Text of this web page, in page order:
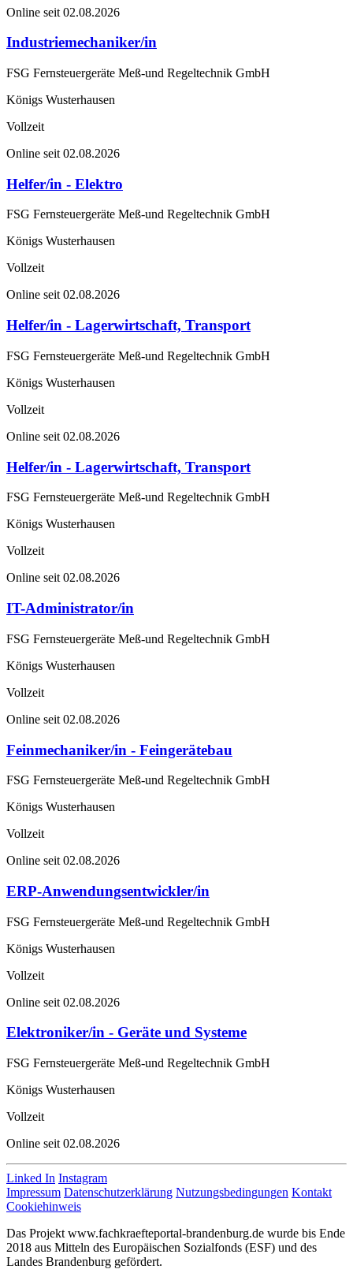
Online seit 02.08.2026
Industriemechaniker/in
FSG Fernsteuergeräte Meß-und Regeltechnik GmbH
Königs Wusterhausen
Vollzeit
Online seit 02.08.2026
Helfer/in - Elektro
FSG Fernsteuergeräte Meß-und Regeltechnik GmbH
Königs Wusterhausen
Vollzeit
Online seit 02.08.2026
Helfer/in - Lagerwirtschaft, Transport
FSG Fernsteuergeräte Meß-und Regeltechnik GmbH
Königs Wusterhausen
Vollzeit
Online seit 02.08.2026
Helfer/in - Lagerwirtschaft, Transport
FSG Fernsteuergeräte Meß-und Regeltechnik GmbH
Königs Wusterhausen
Vollzeit
Online seit 02.08.2026
IT-Administrator/in
FSG Fernsteuergeräte Meß-und Regeltechnik GmbH
Königs Wusterhausen
Vollzeit
Online seit 02.08.2026
Feinmechaniker/in - Feingerätebau
FSG Fernsteuergeräte Meß-und Regeltechnik GmbH
Königs Wusterhausen
Vollzeit
Online seit 02.08.2026
ERP-Anwendungsentwickler/in
FSG Fernsteuergeräte Meß-und Regeltechnik GmbH
Königs Wusterhausen
Vollzeit
Online seit 02.08.2026
Elektroniker/in - Geräte und Systeme
FSG Fernsteuergeräte Meß-und Regeltechnik GmbH
Königs Wusterhausen
Vollzeit
Online seit 02.08.2026
Linked In Instagram
Impressum Datenschutzerklärung Nutzungsbedingungen Kontakt
Cookiehinweis
Das Projekt www.fachkraefteportal-brandenburg.de wurde bis Ende
2018 aus Mitteln des Europäischen Sozialfonds (ESF) und des
Landes Brandenburg gefördert.